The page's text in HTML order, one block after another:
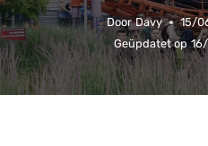
Door Davy
15/
Geüpdatet op